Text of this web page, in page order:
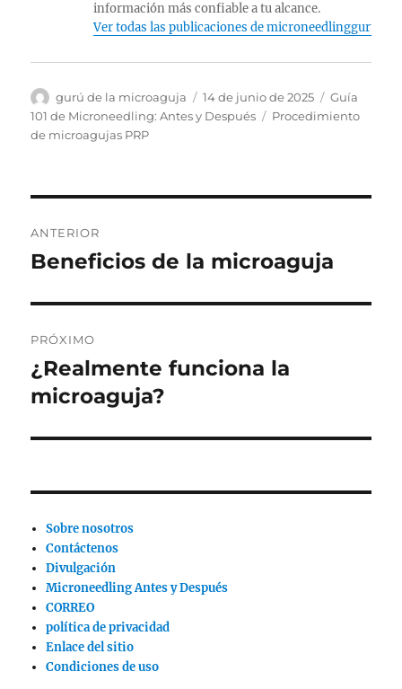
información más confiable a tu alcance.
Ver todas las publicaciones de microneedlingguru
Autor
gurú de la microaguja
Publicado
el
14 de junio de 2025 Categorías
Guía
101 de Microneedling: Antes y Después
Etiquetas
Procedimiento
de microagujas PRP
de
ANTERIOR
Publicación
Beneficios de la microaguja
PRÓXIMO
Siguiente
publicación:
¿Realmente funciona la
microaguja?
Sobre nosotros
Contáctenos
Divulgación
Microneedling Antes y Después
CORREO
política de privacidad
Enlace del sitio
Condiciones de uso